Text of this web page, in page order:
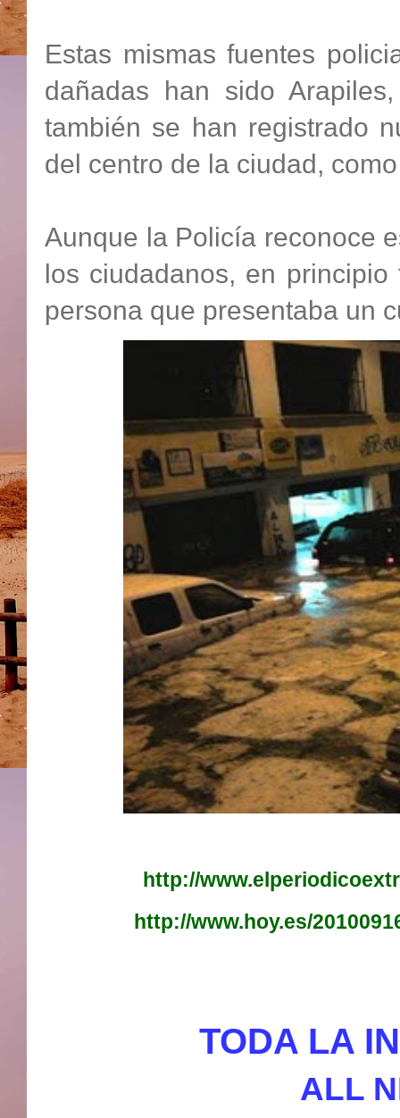
Estas mismas fuentes
dañadas han sido
también se han registrado
del centro de la ciudad,
Aunque la Policía reconoce
los ciudadanos, en
persona que presentaba un
http://
http://www.hoy.es/
TODA LA
ALL